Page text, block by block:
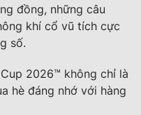
đồng, những câu
khí cổ vũ tích cực
số.
2026™ không chỉ là
hè đáng nhớ với hàng